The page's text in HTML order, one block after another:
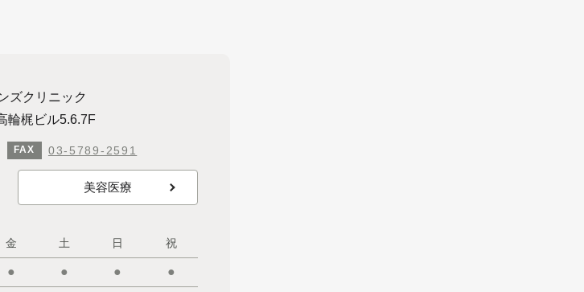
ズクリニック
輪梶ビル5.6.7F
FAX 03-5789-2591
美容医療
金 土 日 祝
● ● ● ●